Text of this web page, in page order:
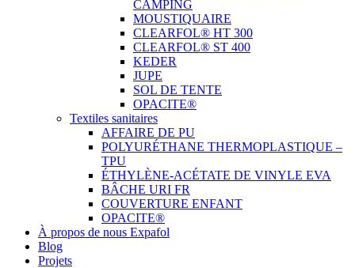
CAMPING
MOUSTIQUAIRE
CLEARFOL® HT 300
CLEARFOL® ST 400
KEDER
JUPE
SOL DE TENTE
OPACITE®
Textiles sanitaires
AFFAIRE DE PU
POLYURÉTHANE THERMOPLASTIQUE –
TPU
ÉTHYLÈNE-ACÉTATE DE VINYLE EVA
BÂCHE URI FR
COUVERTURE ENFANT
OPACITE®
À propos de nous Expafol
Blog
Projets